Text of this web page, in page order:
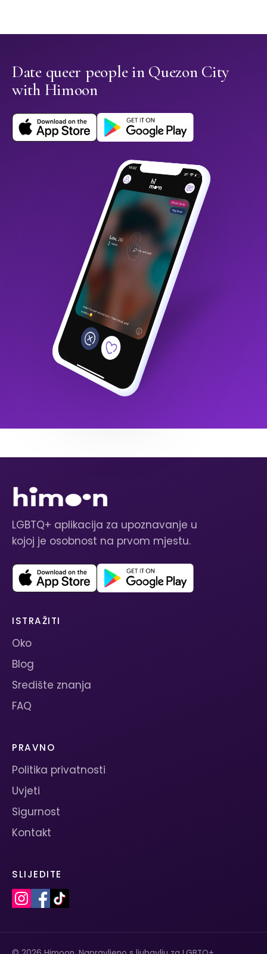
Date queer people in Quezon City
with Himoon
LGBTQ+ aplikacija za upoznavanje u
kojoj je osobnost na prvom mjestu.
ISTRAŽITI
Oko
Blog
Središte znanja
FAQ
PRAVNO
Politika privatnosti
Uvjeti
Sigurnost
Kontakt
SLIJEDITE